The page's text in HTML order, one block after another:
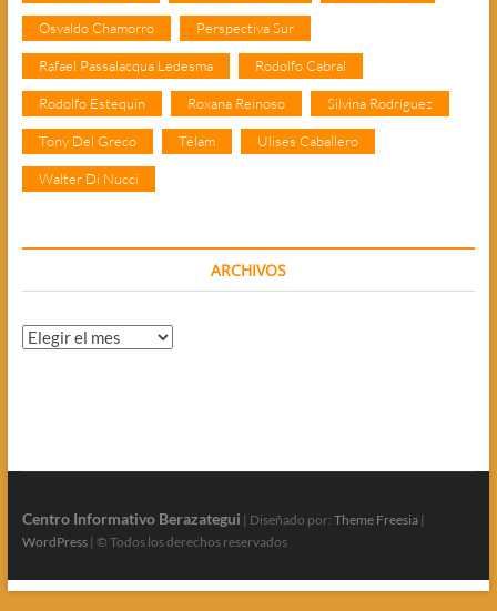
Osvaldo Chamorro Perspectiva Sur
Rafael Passalacqua Ledesma Rodolfo Cabral
Rodolfo Estequin Roxana Reinoso Silvina Rodríguez
Tony Del Greco Télam Ulises Caballero
Walter Di Nucci
ARCHIVOS
Archivos
Centro Informativo Berazategui | Diseñado por: Theme Freesia|
WordPress| © Todos los derechos reservados